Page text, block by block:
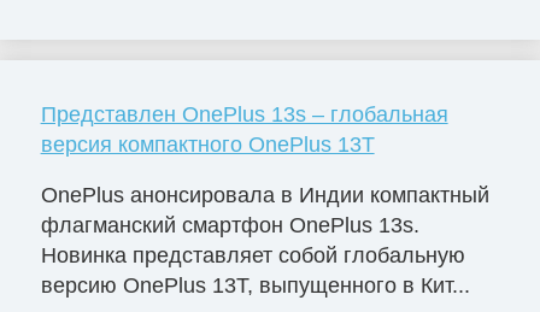
Представлен OnePlus 13s – глобальная
версия компактного OnePlus 13T
OnePlus анонсировала в Индии компактный
флагманский смартфон OnePlus 13s.
Новинка представляет собой глобальную
версию OnePlus 13T, выпущенного в Кит...